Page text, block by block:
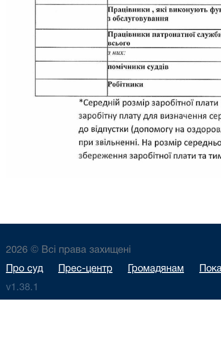
2026 © Всі права захищені
Про суд Прес-центр Громадянам
v1.38.1